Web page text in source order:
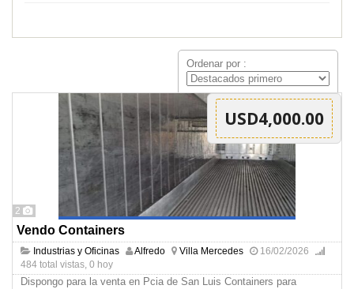
Ordenar por :
2
USD4,000.00
Vendo Containers
Industrias y Oficinas Alfredo Villa Mercedes
16/02/2026
484 total vistas, 0 hoy
Dispongo para la venta en Pcia de San Luis Containers para